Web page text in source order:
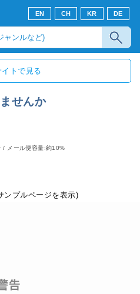
EN CH KR DE
イトで見る
せんか
/ メール便容量:約10%
ンプルページを表示)